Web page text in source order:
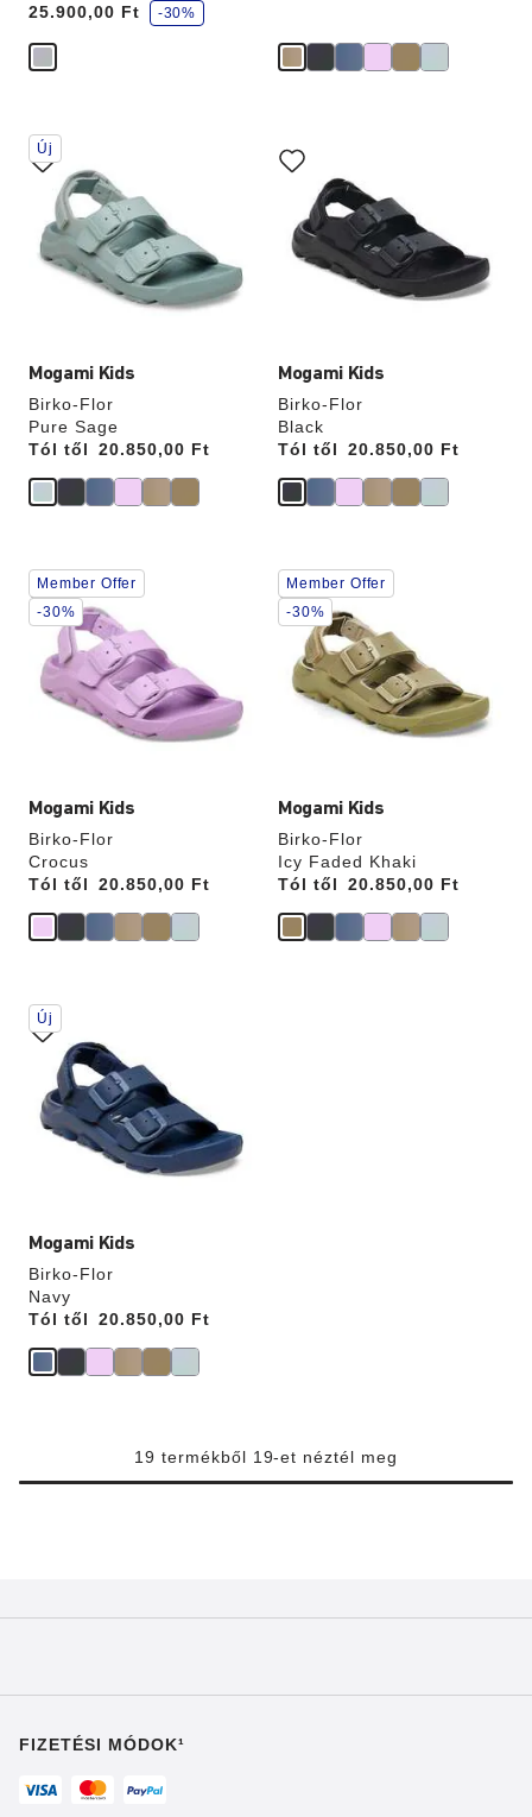
25.900,00 Ft
d
e
m
-30%
Mogami Kids
Birko-Flor
Pure Sage
Tól től
Price: 20.850,00 Ft
A
színpalettával
való
interakció
frissíti
termékképet
Új
Mogami Kids
Birko-Flor
Black
Tól től
Price: 20.850,00 Ft
színpalettával
való
interakció
frissíti
termékképet
Mogami Kids
Birko-Flor
Crocus
Tól től
Price: 20.850,00 Ft
A
színpalettával
való
interakció
frissíti
termékképet
Member Offer
-30%
Mogami Kids
Birko-Flor
Icy Faded Khaki
Tól től
Price: 20.850,00 Ft
A
színpalettával
való
interakció
frissíti
termékképet
Member Offer
-30%
Mogami Kids
Birko-Flor
Navy
Tól től
Price: 20.850,00 Ft
A
színpalettával
való
interakció
frissíti
termékképet
Új
19 termékből 19-et néztél meg
FIZETÉSI MÓDOK¹